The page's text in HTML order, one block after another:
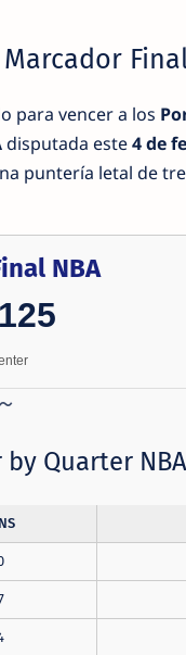
para vencer a los
disputada este4 de
puntería letal de
NBA
Quarter NBA